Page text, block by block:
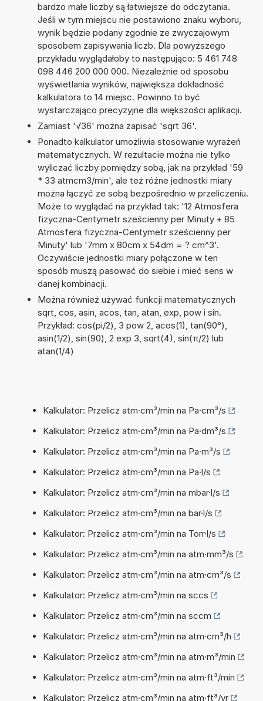
bardzo małe liczby są łatwiejsze do odczytania.
Jeśli w tym miejscu nie postawiono znaku wyboru,
wynik będzie podany zgodnie ze zwyczajowym
sposobem zapisywania liczb. Dla powyższego
przykładu wyglądałoby to następująco: 5 461 748
098 446 200 000 000. Niezależnie od sposobu
wyświetlania wyników, największa dokładność
kalkulatora to 14 miejsc. Powinno to być
wystarczająco precyzyjne dla większości aplikacji.
Zamiast '√36' można zapisać 'sqrt 36'.
Ponadto kalkulator umożliwia stosowanie wyrażeń
matematycznych. W rezultacie można nie tylko
wyliczać liczby pomiędzy sobą, jak na przykład '59
* 33 atmcm3/min', ale też różne jednostki miary
można łączyć ze sobą bezpośrednio w przeliczeniu.
Może to wyglądać na przykład tak: '12 Atmosfera
fizyczna-Centymetr sześcienny per Minuty + 85
Atmosfera fizyczna-Centymetr sześcienny per
Minuty' lub '7mm x 80cm x 54dm = ? cm^3'.
Oczywiście jednostki miary połączone w ten
sposób muszą pasować do siebie i mieć sens w
danej kombinacji.
Można również używać funkcji matematycznych
sqrt, cos, asin, acos, tan, atan, exp, pow i sin.
Przykład: cos(pi/2), 3 pow 2, acos(1), tan(90°),
asin(1/2), sin(90), 2 exp 3, sqrt(4), sin(π/2) lub
atan(1/4)
Kalkulator: Przelicz atm·cm³/min na Pa·cm³/s
Kalkulator: Przelicz atm·cm³/min na Pa·dm³/s
Kalkulator: Przelicz atm·cm³/min na Pa·m³/s
Kalkulator: Przelicz atm·cm³/min na Pa·l/s
Kalkulator: Przelicz atm·cm³/min na mbar·l/s
Kalkulator: Przelicz atm·cm³/min na bar·l/s
Kalkulator: Przelicz atm·cm³/min na Torr·l/s
Kalkulator: Przelicz atm·cm³/min na atm·mm³/s
Kalkulator: Przelicz atm·cm³/min na atm·cm³/s
Kalkulator: Przelicz atm·cm³/min na sccs
Kalkulator: Przelicz atm·cm³/min na sccm
Kalkulator: Przelicz atm·cm³/min na atm·cm³/h
Kalkulator: Przelicz atm·cm³/min na atm·m³/min
Kalkulator: Przelicz atm·cm³/min na atm·ft³/min
Kalkulator: Przelicz atm·cm³/min na atm·ft³/yr